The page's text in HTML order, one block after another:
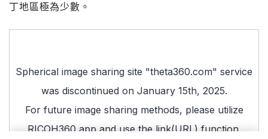
丁地區極為少數。